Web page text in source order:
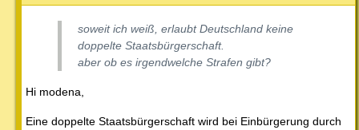
soweit ich weiß, erlaubt Deutschland keine
doppelte Staatsbürgerschaft.
aber ob es irgendwelche Strafen gibt?
Hi modena,
Eine doppelte Staatsbürgerschaft wird bei Einbürgerung durch